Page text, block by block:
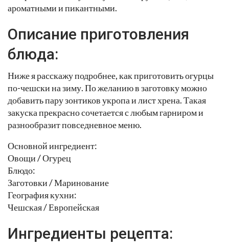
ароматными и пикантными.
Описание приготовления
блюда:
Ниже я расскажу подробнее, как приготовить огурцы
по-чешски на зиму. По желанию в заготовку можно
добавить пару зонтиков укропа и лист хрена. Такая
закуска прекрасно сочетается с любым гарниром и
разнообразит повседневное меню.
Основной ингредиент:
Овощи / Огурец
Блюдо:
Заготовки / Маринование
География кухни:
Чешская / Европейская
Ингредиенты рецепта: